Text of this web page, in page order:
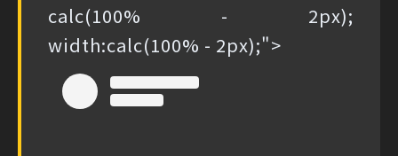
calc(100% - 2px);
width:calc(100% - 2px);">